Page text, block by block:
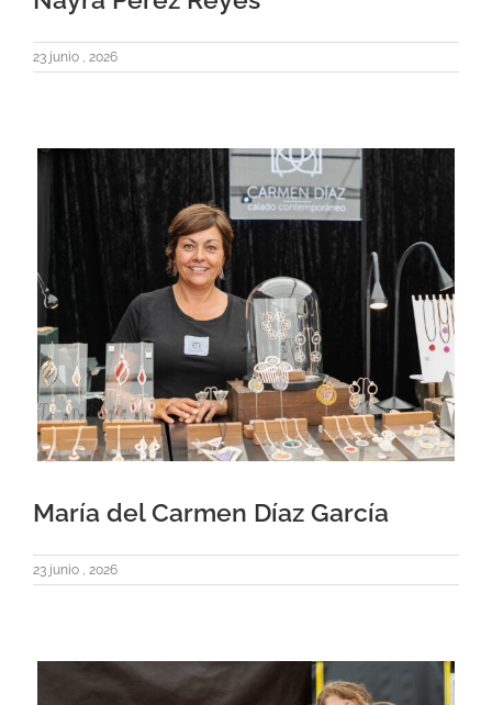
23 junio , 2026
María del Carmen Díaz García
23 junio , 2026